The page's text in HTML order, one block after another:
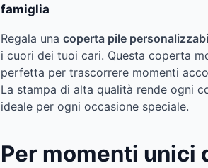
famiglia
Regala una coperta pile
i cuori dei tuoi cari. Questa coperta
perfetta per trascorrere momenti
La stampa di alta qualità rende ogni
ideale per ogni occasione speciale.
Per momenti unici